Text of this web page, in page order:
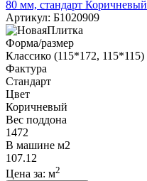
80 мм, стандарт Коричневый
Артикул: Б1020909
Форма/размер
Классико (115*172, 115*115)
Фактура
Стандарт
Цвет
Коричневый
Вес поддона
1472
В машине м2
107.12
Цена за: м2